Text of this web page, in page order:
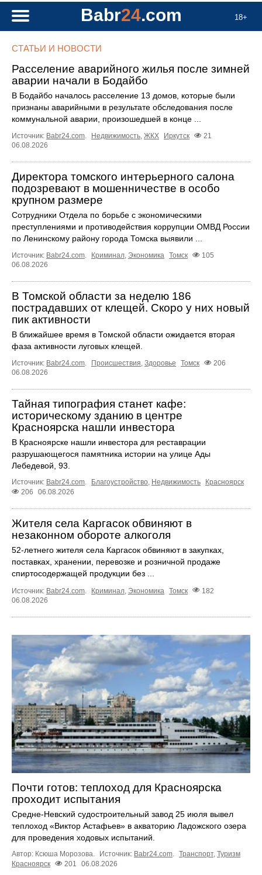
18+
Babr24.com
СТАТЬИ И НОВОСТИ
Расселение аварийного жилья после зимней
аварии начали в Бодайбо
В Бодайбо началось расселение 13 домов, которые были
признаны аварийными в результате обследования после
коммунальной аварии, произошедшей в конце ...
Источник: Babr24.com. Недвижимость, ЖКХ Иркутск
21
06.08.2026
Директора томского интерьерного салона
подозревают в мошенничестве в особо
крупном размере
Сотрудники Отдела по борьбе с экономическими
преступлениями и противодействия коррупции ОМВД России
по Ленинскому району города Томска выявили ...
Источник: Babr24.com. Криминал, Экономика Томск
105
06.08.2026
В Томской области за неделю 186
пострадавших от клещей. Скоро у них новый
пик активности
В ближайшее время в Томской области ожидается вторая
фаза активности луговых клещей.
Источник: Babr24.com. Происшествия, Здоровье Томск
206
06.08.2026
Тайная типография станет кафе:
историческому зданию в центре
Красноярска нашли инвестора
В Красноярске нашли инвестора для реставрации
разрушающегося памятника истории на улице Ады
Лебедевой, 93.
Источник: Babr24.com. Благоустройство, Недвижимость
Красноярск
206
06.08.2026
Жителя села Каргасок обвиняют в
незаконном обороте алкоголя
52-летнего жителя села Каргасок обвиняют в закупках,
поставках, хранении, перевозке и розничной продаже
спиртосодержащей продукции без ...
Источник: Babr24.com Криминал Экономика Томск
182
06.08.2026
Почти готов: теплоход для Красноярска
проходит испытания
Средне-Невский судостроительный завод 25 июля вывел
теплоход «Виктор Астафьев» в акваторию Ладожского озера
для проведения ходовых испытаний.
Автор: Ксюша Морозова. Источник: Babr24.com. Транспорт, Туризм
Красноярск
201 06.08.2026